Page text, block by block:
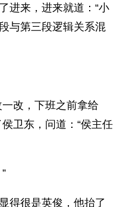
进来，进来就道：“小
与第三段逻辑关系混
改，下班之前拿给
卫东，问道：“侯主任
得很是英俊，他抬了